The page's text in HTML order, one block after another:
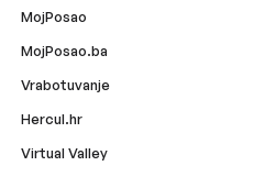
MojPosao
MojPosao.ba
Vrabotuvanje
Hercul.hr
Virtual Valley